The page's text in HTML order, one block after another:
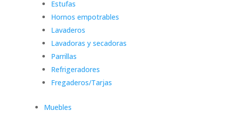
Estufas
Hornos empotrables
Lavaderos
Lavadoras y secadoras
Parrillas
Refrigeradores
Fregaderos/Tarjas
Muebles